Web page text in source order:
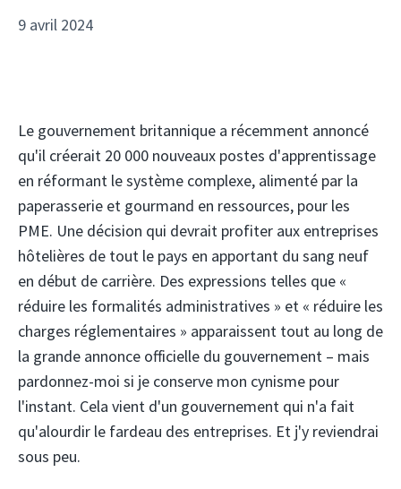
9 avril 2024
Le gouvernement britannique a récemment annoncé
qu'il créerait 20 000 nouveaux postes d'apprentissage
en réformant le système complexe, alimenté par la
paperasserie et gourmand en ressources, pour les
PME. Une décision qui devrait profiter aux entreprises
hôtelières de tout le pays en apportant du sang neuf
en début de carrière. Des expressions telles que «
réduire les formalités administratives » et « réduire les
charges réglementaires » apparaissent tout au long de
la grande annonce officielle du gouvernement – ​​mais
pardonnez-moi si je conserve mon cynisme pour
l'instant. Cela vient d'un gouvernement qui n'a fait
qu'alourdir le fardeau des entreprises. Et j'y reviendrai
sous peu.